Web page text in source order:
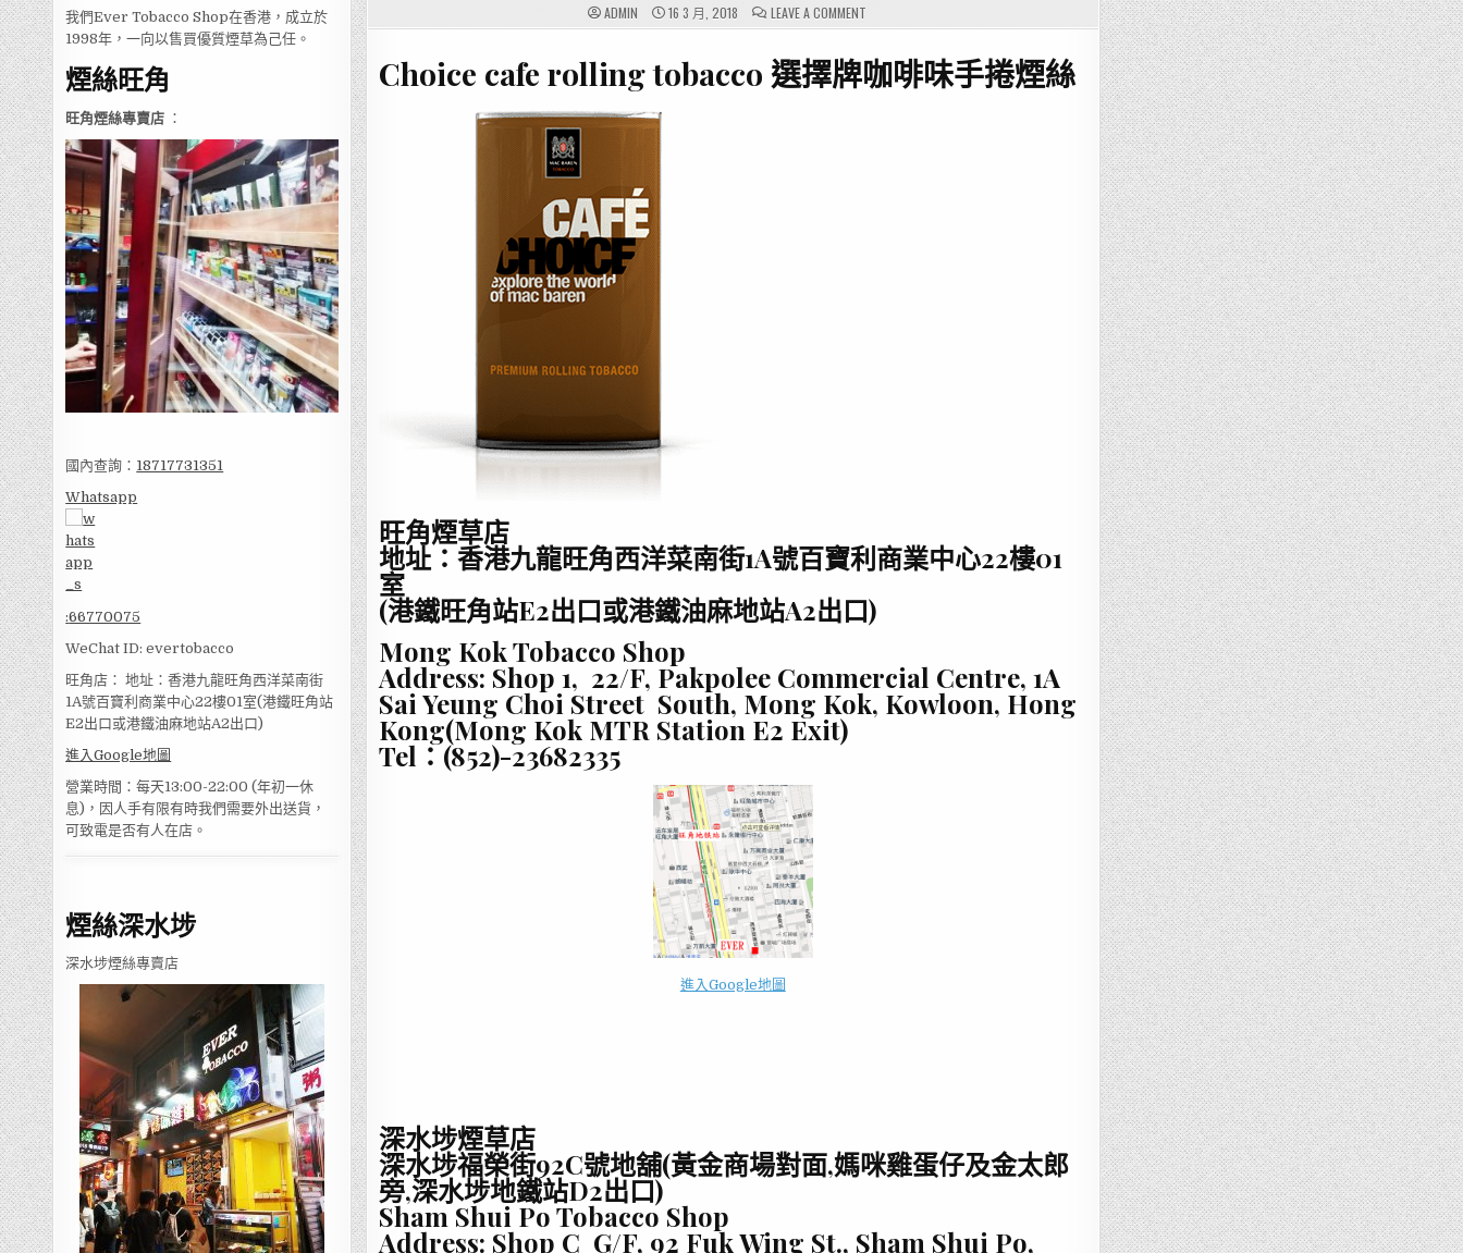
我們Ever Tobacco Shop在香港，成立於
1998年，一向以售買優質煙草為己任。
煙絲旺角
旺角煙絲專賣店 ：
國內查詢： 18717731351
Whatsapp
:66770075
WeChat ID: evertobacco
旺角店： 地址：香港九龍旺角西洋菜南街
1A號百寶利商業中心22樓01室(港鐵旺角站
E2出口或港鐵油麻地站A2出口)
進入Google地圖
營業時間：每天13:00-22:00 (年初一休
息)，因人手有限有時我們需要外出送貨，
可致電是否有人在店。
煙絲深水埗
深水埗煙絲專賣店
ADMIN 16 3 月, 2018 LEAVE A COMMENT
CHOICE
TOBACCO
選
擇
Choice cafe rolling tobacco 選擇牌咖啡味手捲煙絲
旺角煙草店
地址：香港九龍旺角西洋菜南街1A號百寶利商業中心22樓01
室
(港鐵旺角站E2出口或港鐵油麻地站A2出口)
Mong Kok Tobacco Shop
Address: Shop 1, 22/F, Pakpolee Commercial Centre, 1A
Sai Yeung Choi Street South, Mong Kok, Kowloon, Hong
Kong(Mong Kok MTR Station E2 Exit)
Tel：(852)-23682335
進入Google地圖
深水埗煙草店
深水埗福榮街92C號地舖(黃金商場對面,媽咪雞蛋仔及金太郎
旁,深水埗地鐵站D2出口)
Sham Shui Po Tobacco Shop
Address: Shop C G/F, 92 Fuk Wing St., Sham Shui Po,